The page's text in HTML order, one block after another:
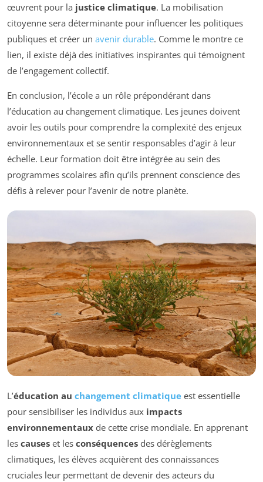
œuvrent pour la justice climatique. La mobilisation
citoyenne sera déterminante pour influencer les politiques
publiques et créer un avenir durable. Comme le montre ce
lien, il existe déjà des initiatives inspirantes qui témoignent
de l’engagement collectif.
En conclusion, l’école a un rôle prépondérant dans
l’éducation au changement climatique. Les jeunes doivent
avoir les outils pour comprendre la complexité des enjeux
environnementaux et se sentir responsables d’agir à leur
échelle. Leur formation doit être intégrée au sein des
programmes scolaires afin qu’ils prennent conscience des
défis à relever pour l’avenir de notre planète.
L’éducation au changement climatique est essentielle
pour sensibiliser les individus aux impacts
environnementaux de cette crise mondiale. En apprenant
les causes et les conséquences des dérèglements
climatiques, les élèves acquièrent des connaissances
cruciales leur permettant de devenir des acteurs du